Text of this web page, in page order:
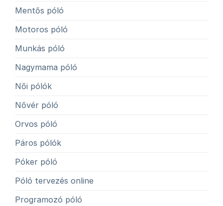
Mentős póló
Motoros póló
Munkás póló
Nagymama póló
Női pólók
Nővér póló
Orvos póló
Páros pólók
Póker póló
Póló tervezés online
Programozó póló